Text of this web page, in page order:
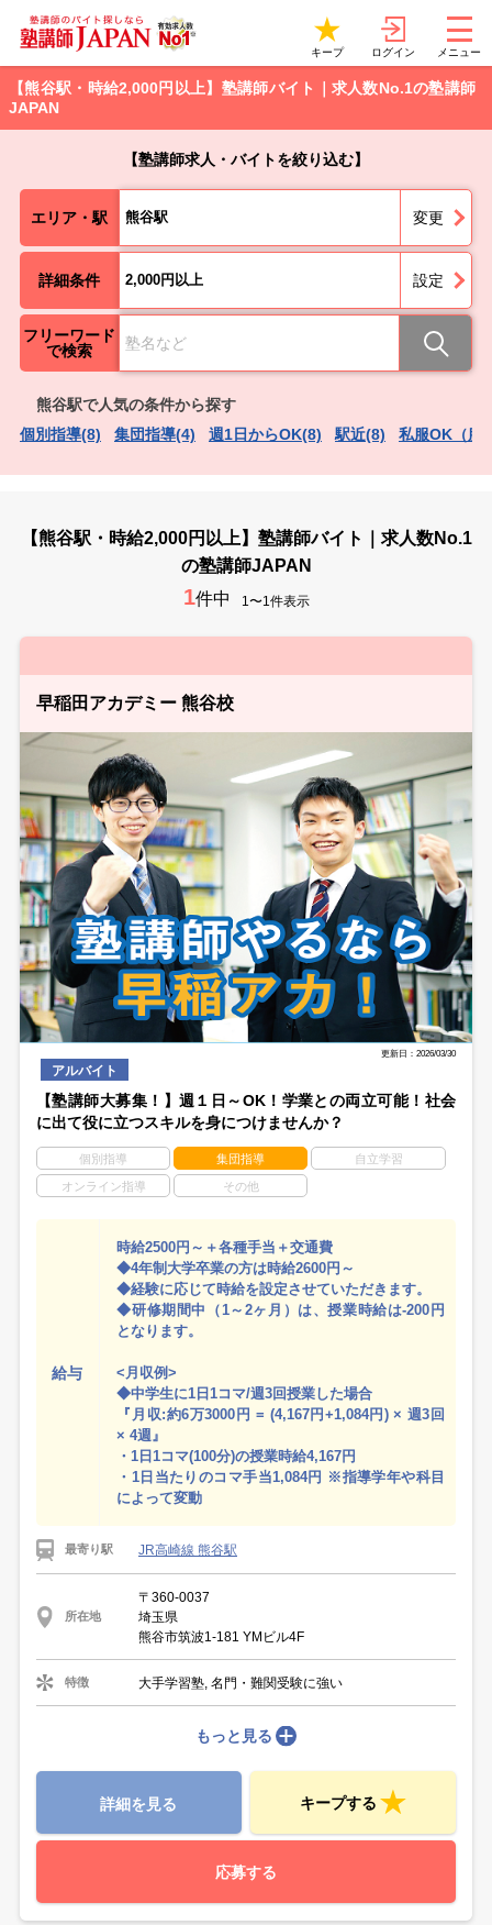
キープ ログイン メニュー
【熊谷駅・時給2,000円以上】塾講師バイト｜求人数No.1の塾講師
JAPAN
【塾講師求人・バイトを絞り込む】
エリア・駅 熊谷駅 変更
詳細条件 2,000円以上 設定
フリーワード
で検索
熊谷駅で人気の条件から探す
個別指導(8)
集団指導(4) 週1日からOK(8) 駅近(8) 私服OK（服
【熊谷駅・時給2,000円以上】塾講師バイト｜求人数No.1
の塾講師JAPAN
1件中 1〜1件表示
早稲田アカデミー 熊谷校
更新日：2026/03/30
アルバイト
【塾講師大募集！】週１日～OK！学業との両立可能！社会
に出て役に立つスキルを身につけませんか？
個別指導 集団指導 自立学習
オンライン指導 その他
給与
時給2500円～＋各種手当＋交通費
◆4年制大学卒業の方は時給2600円～
◆経験に応じて時給を設定させていただきます。
◆研修期間中（1～2ヶ月）は、授業時給は-200円
となります。
<月収例>
◆中学生に1日1コマ/週3回授業した場合
『月収:約6万3000円 = (4,167円+1,084円) × 週3回
× 4週』
・1日1コマ(100分)の授業時給4,167円
・1日当たりのコマ手当1,084円 ※指導学年や科目
によって変動
最寄り駅 JR高崎線 熊谷駅
所在地
〒360-0037
埼玉県
熊谷市筑波1-181 YMビル4F
特徴 大手学習塾, 名門・難関受験に強い
もっと見る
詳細を見る キープする
応募する